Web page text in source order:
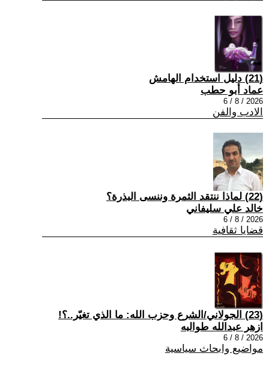
(21) دليل استخدام الهامش
عماد أبو حطب
2026 / 8 / 6
الادب والفن
(22) لماذا ننتقد الثمرة وننسى البذرة؟
خالد علي سليفاني
2026 / 8 / 6
قضايا ثقافية
(23) الجولاني/الشرع وحزب الله: ما الذي تغيّر..؟!
ازهر عبدالله طوالبه
2026 / 8 / 6
مواضيع وابحاث سياسية